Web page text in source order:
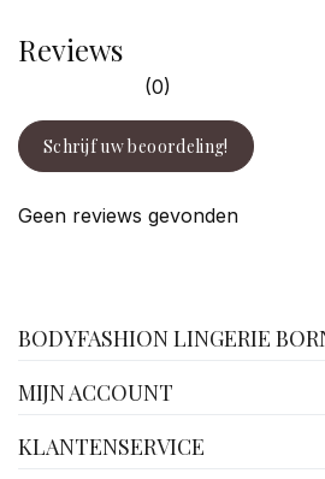
Reviews
(0)
Schrijf uw beoordeling!
Geen reviews gevonden
BODYFASHION LINGERIE
MIJN ACCOUNT
KLANTENSERVICE